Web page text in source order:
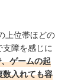
上位帯ほどの
障を感じに
ゲームの起
数入れても容